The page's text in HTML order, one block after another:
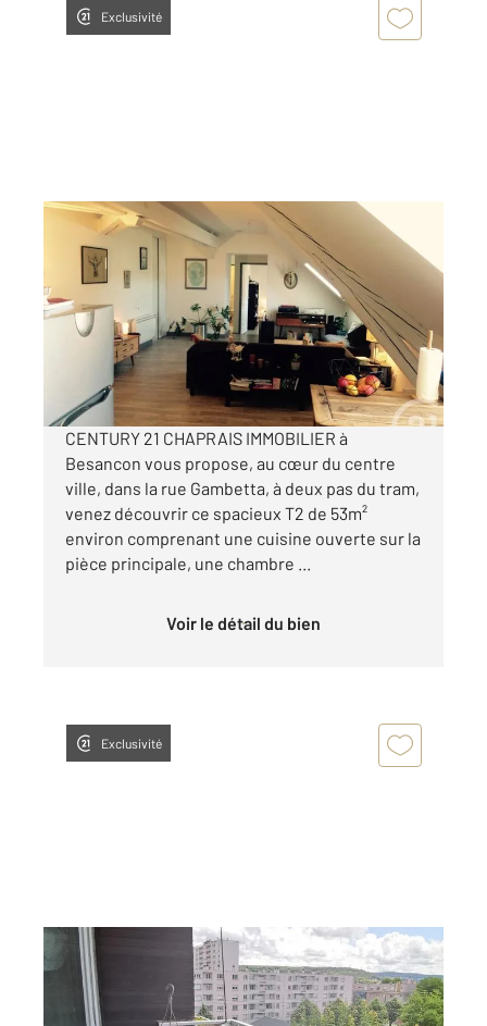
Exclusivité
BESANCON 25
53,02 m
, 2 pièces
Ref : 40123
Appartement F2 à louer
595 €
par mois charges comprises
CENTURY 21 CHAPRAIS IMMOBILIER à
Besancon vous propose, au cœur du centre
ville, dans la rue Gambetta, à deux pas du tram,
venez découvrir ce spacieux T2 de 53m²
environ comprenant une cuisine ouverte sur la
pièce principale, une chambre ...
Voir le détail du bien
Exclusivité
BESANCON 25
64,41 m
, 3 pièces
Ref : 40093